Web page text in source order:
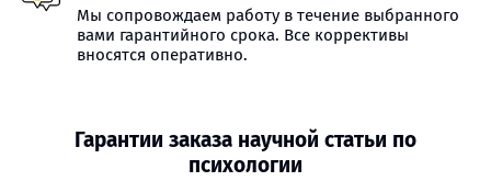
Мы сопровождаем работу в течение выбранного
вами гарантийного срока. Все коррективы
вносятся оперативно.
Гарантии заказа научной статьи по
психологии